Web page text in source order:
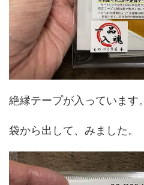
絶縁テープが入っています。
袋から出して、みました。